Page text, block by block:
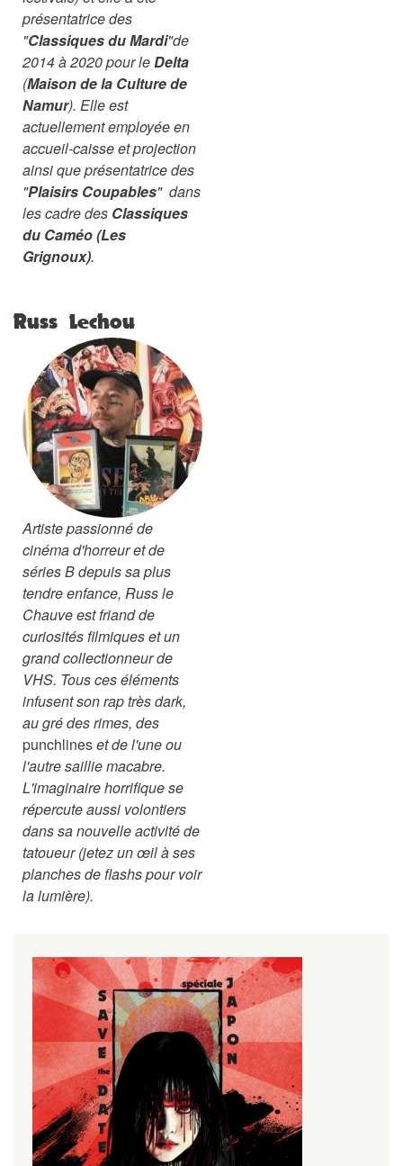
présentatrice des
"Classiques du Mardi"de
2014 à 2020 pour leDelta
(Maison de la Culture de
Namur). Elle est
actuellement employée en
accueil-caisse et projection
ainsi que présentatrice des
"Plaisirs Coupables" dans
les cadre des Classiques
du Caméo (Les
Grignoux).
Russ Lechou
Artiste passionné de
cinéma d'horreur et de
séries B depuis sa plus
tendre enfance, Russ le
Chauveest friand de
curiosités filmiques et un
grand collectionneur de
VHS. Tous ces éléments
infusent son rap très dark,
au gré des rimes, des
punchlineset de l'une ou
l'autre saillie macabre.
L'imaginaire horrifique se
répercute aussi volontiers
dans sa nouvelle activité de
tatoueur (jetez un œil à ses
planches de flashs pour voir
la lumière).